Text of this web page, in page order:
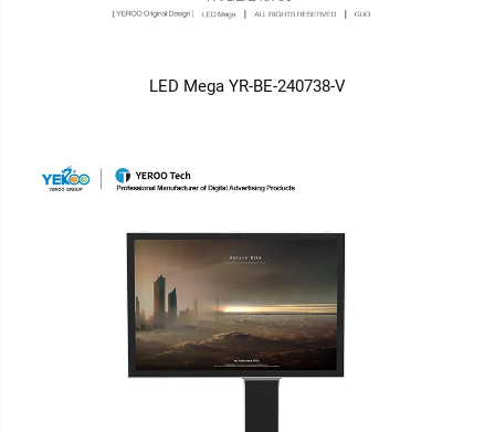
LED Mega YR-BE-240738-V